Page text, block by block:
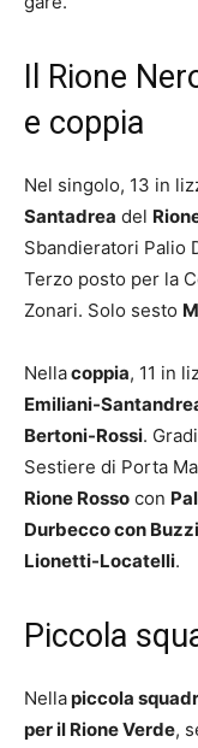
Il Rione
e coppia
Nel singolo, 13 in
Santadrea del
Sbandieratori Palio
Terzo posto per la
Zonari. Solo sesto
Nellacoppia, 11 in
Emiliani-
Bertoni-Rossi.
Sestiere di Porta
Rione Rosso con
Durbecco con
Lionetti-Locatelli.
Piccola
Nellapiccola
per il Rione Verde,